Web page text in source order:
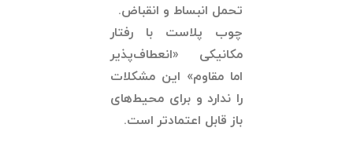
تحمل انبساط و انقباض.
چوب پلاست با رفتار
مکانیکی «انعطاف‌پذیر
اما مقاوم» این مشکلات
را ندارد و برای محیط‌های
باز قابل اعتمادتر است.